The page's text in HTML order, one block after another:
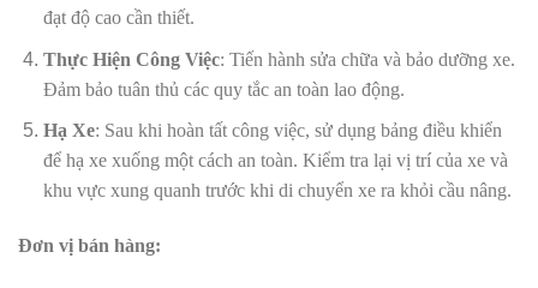
đạt độ cao cần thiết.
Thực Hiện Công Việc: Tiến hành sửa chữa và bảo dưỡng xe.
Đảm bảo tuân thủ các quy tắc an toàn lao động.
Hạ Xe: Sau khi hoàn tất công việc, sử dụng bảng điều khiển
để hạ xe xuống một cách an toàn. Kiểm tra lại vị trí của xe và
khu vực xung quanh trước khi di chuyển xe ra khỏi cầu nâng.
Đơn vị bán hàng: